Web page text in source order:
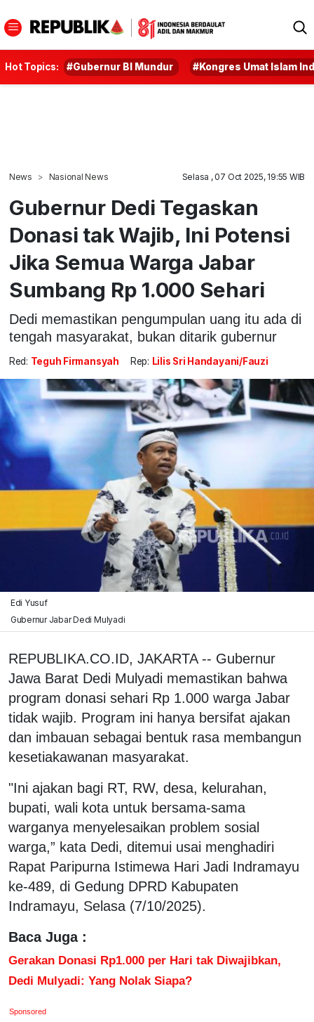
Hot Topics: #Gubernur BI Mundur #Kongres Umat Islam
News Nasional News Selasa , 07 Oct 2025, 19:55 WIB
Gubernur Dedi Tegaskan
Donasi tak Wajib, Ini Potensi
Jika Semua Warga Jabar
Sumbang Rp 1.000 Sehari
Dedi memastikan pengumpulan uang itu ada di
tengah masyarakat, bukan ditarik gubernur
Red: Teguh Firmansyah Rep: Lilis Sri Handayani/Fauzi
Edi Yusuf
Gubernur Jabar Dedi Mulyadi
REPUBLIKA.CO.ID, JAKARTA -- Gubernur
Jawa Barat Dedi Mulyadi memastikan bahwa
program donasi sehari Rp 1.000 warga Jabar
tidak wajib. Program ini hanya bersifat ajakan
dan imbauan sebagai bentuk rasa membangun
kesetiakawanan masyarakat.
"Ini ajakan bagi RT, RW, desa, kelurahan,
bupati, wali kota untuk bersama-sama
warganya menyelesaikan problem sosial
warga,” kata Dedi, ditemui usai menghadiri
Rapat Paripurna Istimewa Hari Jadi Indramayu
ke-489, di Gedung DPRD Kabupaten
Indramayu, Selasa (7/10/2025).
Baca Juga :
Gerakan Donasi Rp1.000 per Hari tak Diwajibkan,
Dedi Mulyadi: Yang Nolak Siapa?
Sponsored